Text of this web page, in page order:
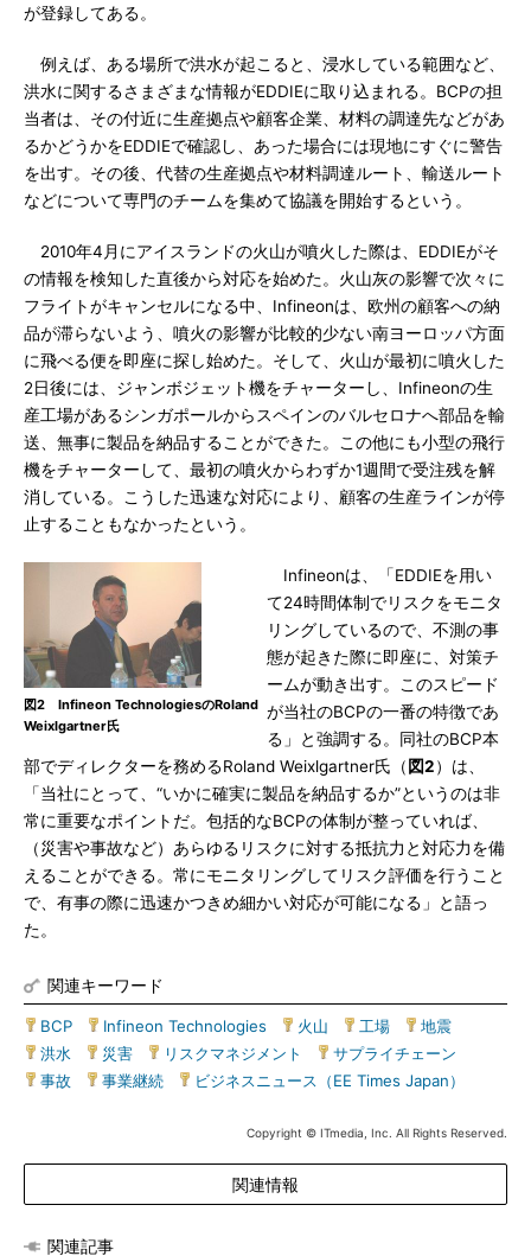
が登録してある。
例えば、ある場所で洪水が起こると、浸水している範囲など、
洪水に関するさまざまな情報がEDDIEに取り込まれる。BCPの担
当者は、その付近に生産拠点や顧客企業、材料の調達先などがあ
るかどうかをEDDIEで確認し、あった場合には現地にすぐに警告
を出す。その後、代替の生産拠点や材料調達ルート、輸送ルート
などについて専門のチームを集めて協議を開始するという。
2010年4月にアイスランドの火山が噴火した際は、EDDIEがそ
の情報を検知した直後から対応を始めた。火山灰の影響で次々に
フライトがキャンセルになる中、Infineonは、欧州の顧客への納
品が滞らないよう、噴火の影響が比較的少ない南ヨーロッパ方面
に飛べる便を即座に探し始めた。そして、火山が最初に噴火した
2日後には、ジャンボジェット機をチャーターし、Infineonの生
産工場があるシンガポールからスペインのバルセロナへ部品を輸
送、無事に製品を納品することができた。この他にも小型の飛行
機をチャーターして、最初の噴火からわずか1週間で受注残を解
消している。こうした迅速な対応により、顧客の生産ラインが停
止することもなかったという。
図2 Infineon TechnologiesのRoland
Weixlgartner氏
Infineonは、「EDDIEを用い
て24時間体制でリスクをモニタ
リングしているので、不測の事
態が起きた際に即座に、対策チ
ームが動き出す。このスピード
が当社のBCPの一番の特徴であ
る」と強調する。同社のBCP本
部でディレクターを務めるRoland Weixlgartner氏（ 図2）は、
「当社にとって、“いかに確実に製品を納品するか”というのは非
常に重要なポイントだ。包括的なBCPの体制が整っていれば、
（災害や事故など）あらゆるリスクに対する抵抗力と対応力を備
えることができる。常にモニタリングしてリスク評価を行うこと
で、有事の際に迅速かつきめ細かい対応が可能になる」と語っ
た。
関連キーワード
BCP Infineon Technologies 火山 工場 地震
洪水
災害 リスクマネジメント サプライチェーン
事故
事業継続 ビジネスニュース（EE Times Japan）
Copyright © ITmedia, Inc. All Rights Reserved.
関連情報
関連記事